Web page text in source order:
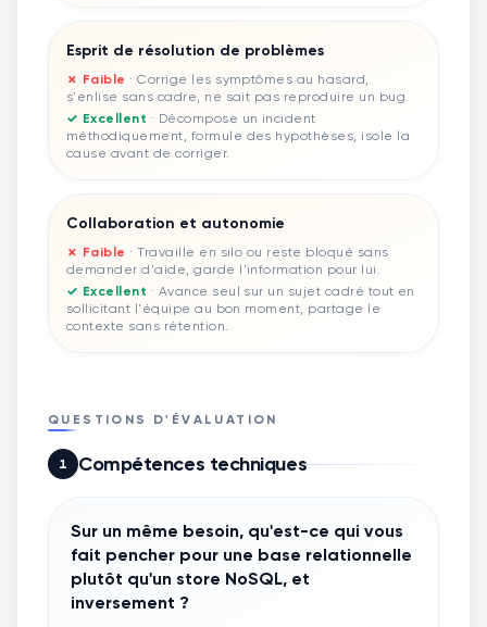
Esprit de résolution de problèmes
✗ Faible ·Corrige les symptômes au hasard,
s'enlise sans cadre, ne sait pas reproduire un bug.
✓ Excellent · Décompose un incident
méthodiquement, formule des hypothèses, isole la
cause avant de corriger.
Collaboration et autonomie
✗ Faible ·Travaille en silo ou reste bloqué sans
demander d'aide, garde l'information pour lui.
✓ Excellent · Avance seul sur un sujet cadré tout en
sollicitant l'équipe au bon moment, partage le
contexte sans rétention.
QUESTIONS D'ÉVALUATION
1 Compétences techniques
Sur un même besoin, qu'est-ce qui vous
fait pencher pour une base relationnelle
plutôt qu'un store NoSQL, et
inversement ?